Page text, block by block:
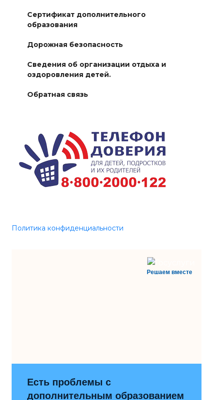
Сертификат дополнительного
образования
Дорожная безопасность
Сведения об организации отдыха и
оздоровления детей.
Обратная связь
Политика конфиденциальности
Решаем вместе
Есть проблемы с
дополнительным образованием